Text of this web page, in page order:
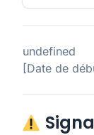
undefined
[Date de